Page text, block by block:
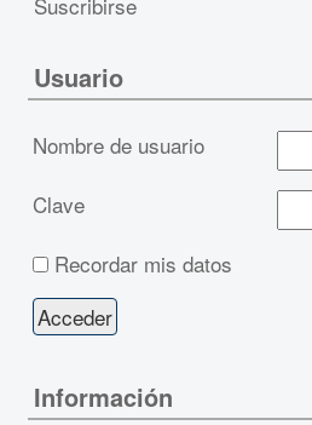
Usuario
Nombre de usuario
Clave
Recordar mis datos
Información